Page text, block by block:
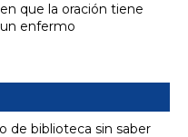
que la oración tiene
enfermo
de biblioteca sin saber